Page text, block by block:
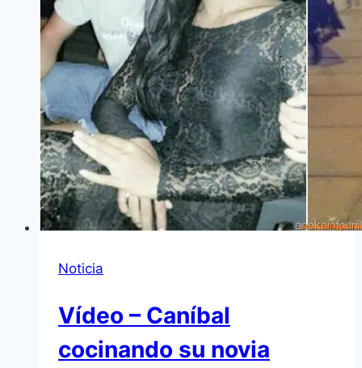
Noticia
Vídeo – Caníbal
cocinando su novia